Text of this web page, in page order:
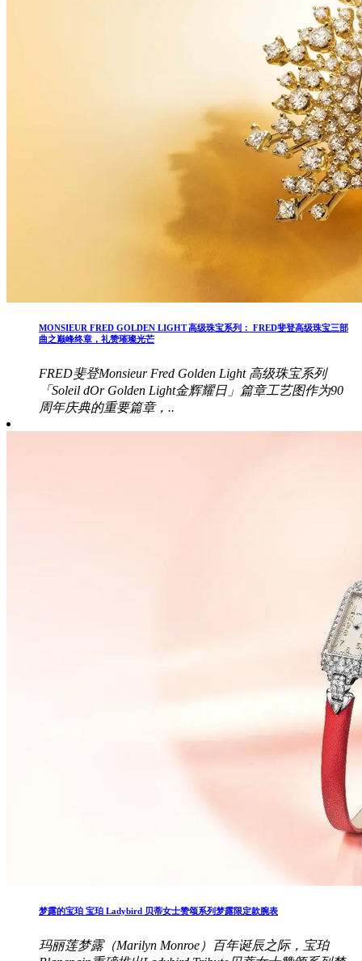
MONSIEUR FRED GOLDEN LIGHT 高级珠宝系列： FRED斐登高级珠宝三部
曲之巅峰终章，礼赞璀璨光芒
FRED斐登Monsieur Fred Golden Light 高级珠宝系列
「Soleil dOr Golden Light金辉耀日」篇章工艺图作为90
周年庆典的重要篇章，..
梦露的宝珀 宝珀 Ladybird 贝蒂女士赞颂系列梦露限定款腕表
玛丽莲梦露（Marilyn Monroe）百年诞辰之际，宝珀